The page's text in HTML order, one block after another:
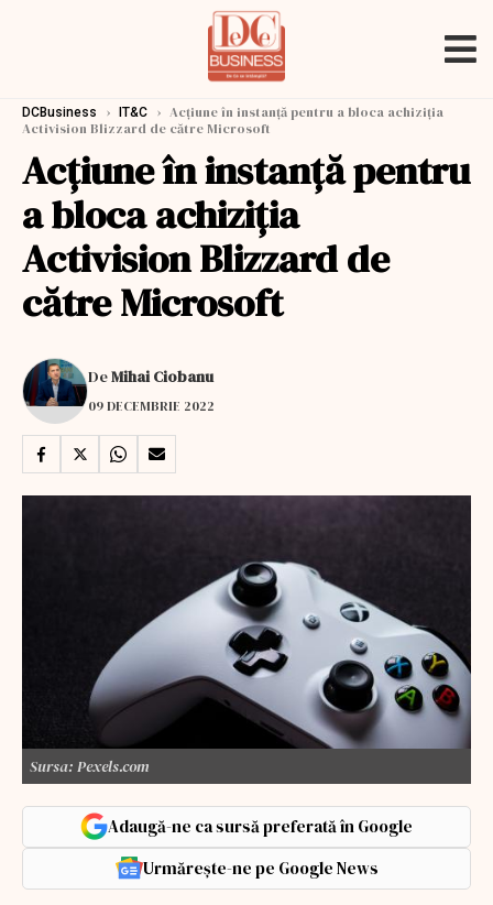
DCBusiness › IT&C › Acţiune în instanţă pentru a bloca achiziţia
Activision Blizzard de către Microsoft
Acţiune în instanţă pentru
a bloca achiziţia
Activision Blizzard de
către Microsoft
DeMihai Ciobanu
09 DECEMBRIE 2022
Sursa: Pexels.com
Adaugă-ne ca sursă preferată în Google
Urmărește-ne pe Google News